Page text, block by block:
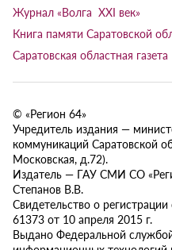
Журнал «Волга XXI век»
Книга памяти Саратовской
Саратовская областная газета
© «Регион 64»
Учредитель издания —
коммуникаций Саратовской
Московская, д.72).
Издатель — ГАУ СМИ СО
Степанов В.В.
Свидетельство о
61373 от 10 апреля 2015 г.
Выдано Федеральной